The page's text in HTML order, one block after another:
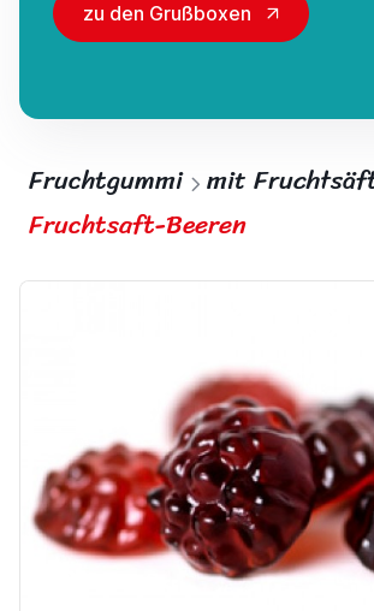
zu den Grußboxen
Fruchtgummi mit
Fruchtsaft-Beeren